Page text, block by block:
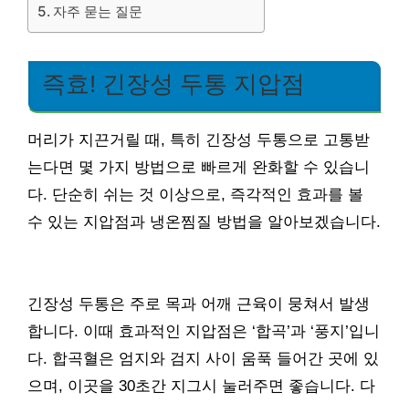
자주 묻는 질문
즉효! 긴장성 두통 지압점
머리가 지끈거릴 때, 특히 긴장성 두통으로 고통받
는다면 몇 가지 방법으로 빠르게 완화할 수 있습니
다. 단순히 쉬는 것 이상으로, 즉각적인 효과를 볼
수 있는 지압점과 냉온찜질 방법을 알아보겠습니다.
긴장성 두통은 주로 목과 어깨 근육이 뭉쳐서 발생
합니다. 이때 효과적인 지압점은 ‘합곡’과 ‘풍지’입니
다. 합곡혈은 엄지와 검지 사이 움푹 들어간 곳에 있
으며, 이곳을 30초간 지그시 눌러주면 좋습니다. 다